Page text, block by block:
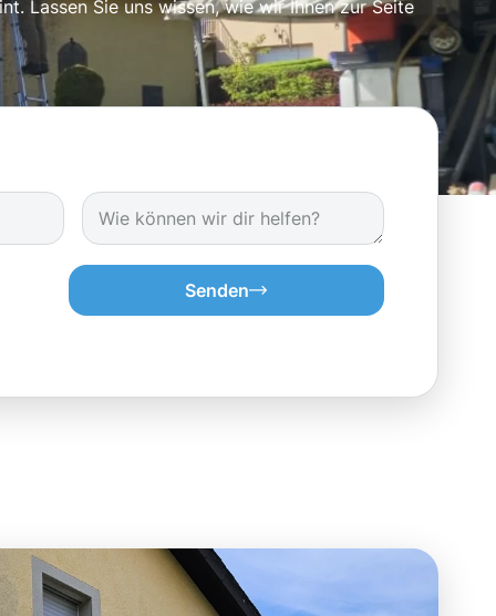
Lassen Sie uns wissen, wie wir Ihnen zur Seite
Senden